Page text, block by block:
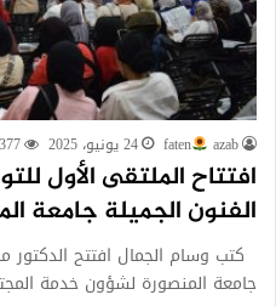
faten azab 24 يونيو، 2025 377
افتتاح الملتقى الأول
الفنون الجميلة جامعة
كتب وسام الجمال افتتح
جامعة المنصورة لشؤون خدمة